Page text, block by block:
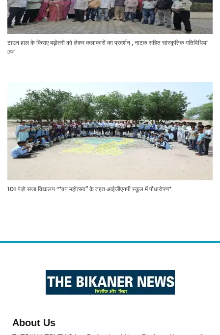
टाउन हाल के किराए बढ़ोतरी को लेकर कलाकारों का प्रदर्शन , नाटक सहित सांस्कृतिक गतिविधियां
ठप्प
101 पेड़ो सजा विद्यालय "*वन महोत्सव” के तहत आईजीएनपी स्कूल में पौधारोपण*
About Us